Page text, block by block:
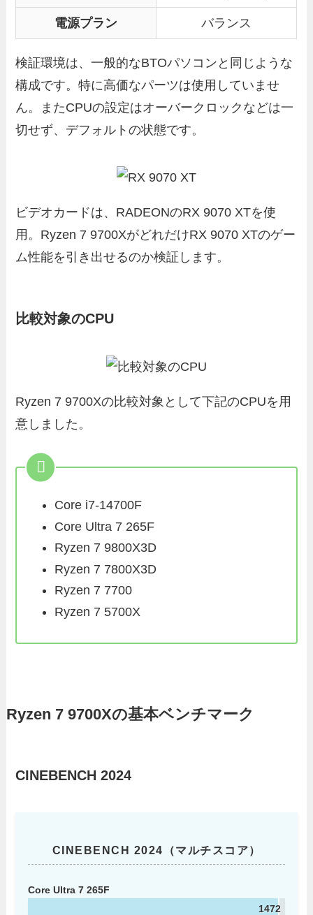
電源プラン バランス
検証環境は、一般的なBTOパソコンと同じような
構成です。特に高価なパーツは使用していませ
ん。またCPUの設定はオーバークロックなどは一
切せず、デフォルトの状態です。
ビデオカードは、RADEONのRX 9070 XTを使
用。Ryzen 7 9700XがどれだけRX 9070 XTのゲー
ム性能を引き出せるのか検証します。
比較対象のCPU
Ryzen 7 9700Xの比較対象として下記のCPUを用
意しました。
Core i7-14700F
Core Ultra 7 265F
Ryzen 7 9800X3D
Ryzen 7 7800X3D
Ryzen 7 7700
Ryzen 7 5700X
Ryzen 7 9700Xの基本ベンチマーク
CINEBENCH 2024
CINEBENCH 2024（マルチスコア）
Core Ultra 7 265F
1472